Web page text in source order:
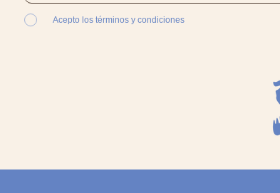
Acepto los términos y condiciones